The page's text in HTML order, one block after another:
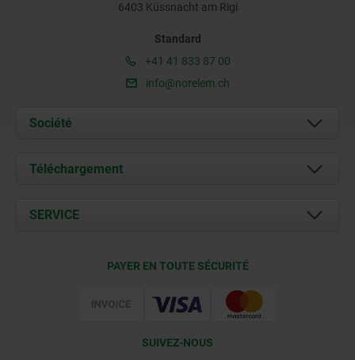
6403 Küssnacht am Rigi
Standard
+41 41 833 87 00
info@norelem.ch
Société
À propos de nous
Contact
Téléchargement
Documents
SERVICE
PAYER EN TOUTE SÉCURITÉ
SUIVEZ-NOUS